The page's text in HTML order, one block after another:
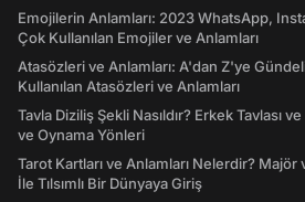
Emojilerin Anlamları: 2023 WhatsApp,
Çok Kullanılan Emojiler ve Anlamları
Atasözleri ve Anlamları: A'dan Z'ye
Kullanılan Atasözleri ve Anlamları
Tavla Diziliş Şekli Nasıldır? Erkek Tavlası
ve Oynama Yönleri
Tarot Kartları ve Anlamları Nelerdir?
İle Tılsımlı Bir Dünyaya Giriş